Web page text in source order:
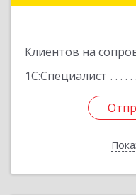
Клиентов на
1С:Специалист